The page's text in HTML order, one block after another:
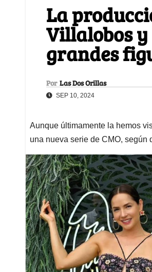
La
Villalobos
grandes
Por Las Dos Orillas
SEP 10, 2024
Aunque últimamente la hemos
una nueva serie de CMO, según